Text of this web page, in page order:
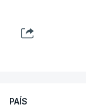
PAÍS